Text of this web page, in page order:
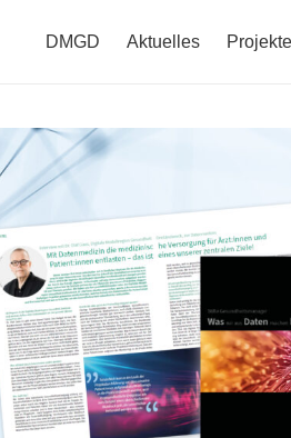
DMGD Aktuelles Projekte